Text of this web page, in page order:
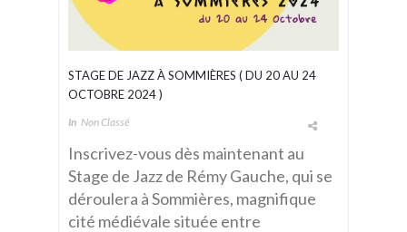
STAGE DE JAZZ À SOMMIÈRES ( DU 20 AU 24
OCTOBRE 2024 )
In Non Classé
Inscrivez-vous dès maintenant au
Stage de Jazz de Rémy Gauche, qui se
déroulera à Sommières, magnifique
cité médiévale située entre